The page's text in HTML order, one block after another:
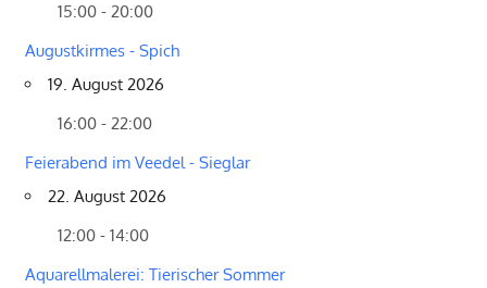
15:00 - 20:00
Augustkirmes - Spich
19. August 2026
16:00 - 22:00
Feierabend im Veedel - Sieglar
22. August 2026
12:00 - 14:00
Aquarellmalerei: Tierischer Sommer